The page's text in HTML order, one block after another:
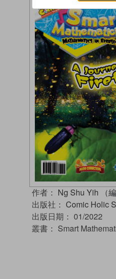
作者： Ng Shu Yih （編
出版社： Comic Holic
出版日期： 01/2022
叢書： Smart